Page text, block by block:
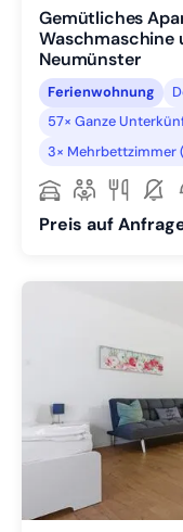
Gemütliches
Waschmaschine
Neumünster
Ferienwohnung
57× Ganze
3× Mehrbettzimmer
Preis auf